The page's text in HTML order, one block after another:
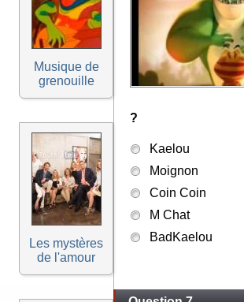
Musique de
grenouille
Les mystères
de l'amour
?
Kaelou
Moignon
Coin Coin
M Chat
BadKaelou